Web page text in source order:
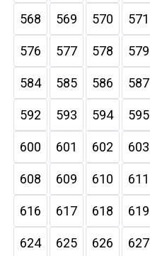
568 569 570 571
576 577 578 579
584 585 586 587
592 593 594 595
600 601 602 603
608 609 610 611
616 617 618 619
624 625 626 627